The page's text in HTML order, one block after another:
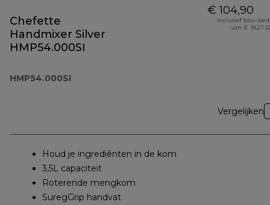
Chefette
Handmixer Silver
HMP54.000SI
HMP54.000SI
€ 104,90
Inclusief btw-
van € 18,21
Vergelijken
Houd je ingrediênten in de kom
3,5L capaciteit
Roterende mengkom
SuregGrip handvat